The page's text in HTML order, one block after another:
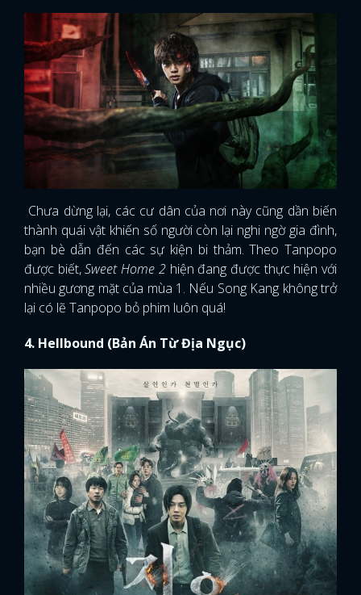
Chưa dừng lại, các cư dân của nơi này cũng dần biến
thành quái vật khiến số người còn lại nghi ngờ gia đình,
bạn bè dẫn đến các sự kiện bi thảm. Theo Tanpopo
được biết,Sweet Home 2hiện đang được thực hiện với
nhiều gương mặt của mùa 1. Nếu Song Kang không trở
lại có lẽ Tanpopo bỏ phim luôn quá!
4. Hellbound (Bản Án Từ Địa Ngục)